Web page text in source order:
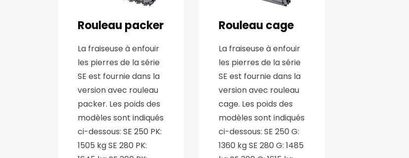
Rouleau packer
La fraiseuse à enfouir
les pierres de la série
SE est fournie dans la
version avec rouleau
packer. Les poids des
modèles sont indiqués
ci-dessous: SE 250 PK:
1505 kg SE 280 PK:
Rouleau cage
La fraiseuse à enfouir
les pierres de la série
SE est fournie dans la
version avec rouleau
cage. Les poids des
modèles sont indiqués
ci-dessous: SE 250 G:
1360 kg SE 280 G: 1485